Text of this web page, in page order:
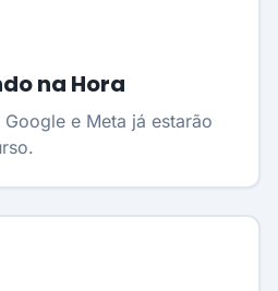
na Hora
e Meta já estarão